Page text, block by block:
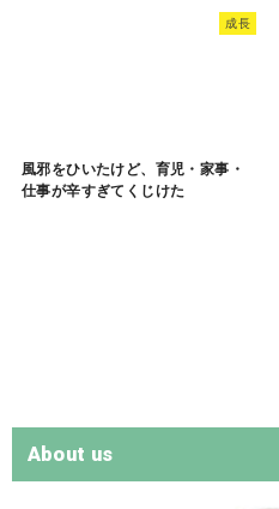
成長
風邪をひいたけど、育児・家事・
仕事が辛すぎてくじけた
About us